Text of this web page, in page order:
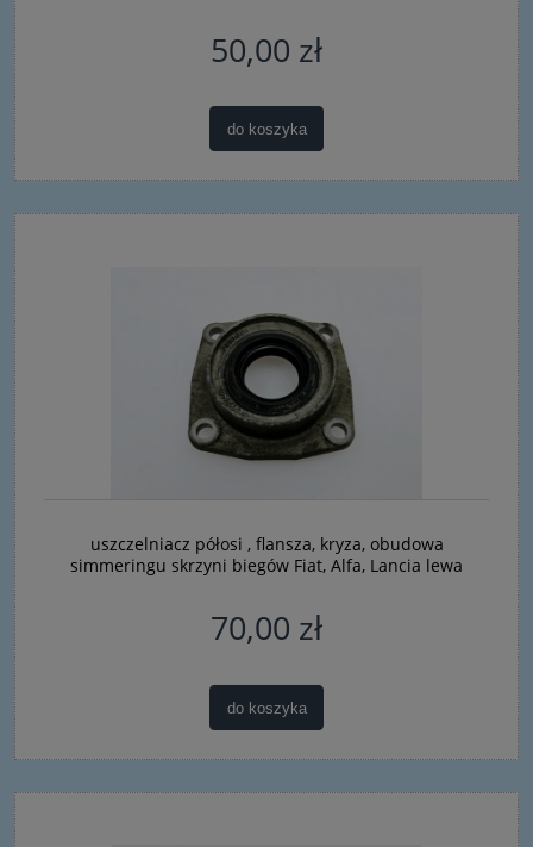
50,00 zł
do koszyka
uszczelniacz półosi , flansza, kryza, obudowa
simmeringu skrzyni biegów Fiat, Alfa, Lancia lewa
70,00 zł
do koszyka